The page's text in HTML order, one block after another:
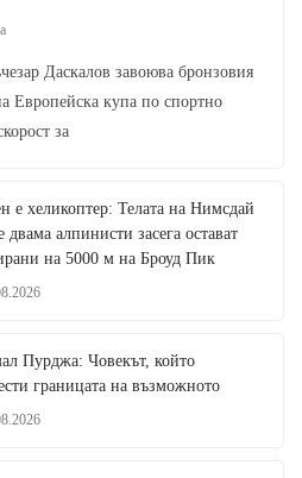
Даскалов завоюва бронзовия
Европейска купа по спортно
за
е хеликоптер: Телата на Нимсдай
алпинисти засега остават
на 5000 м на Броуд Пик
Пурджа: Човекът, който
границата на възможното